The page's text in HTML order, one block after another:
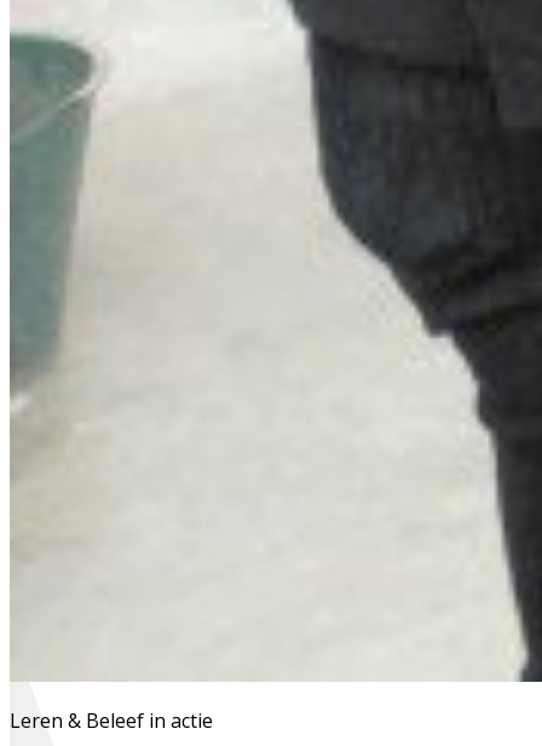
Leren & Beleef in actie